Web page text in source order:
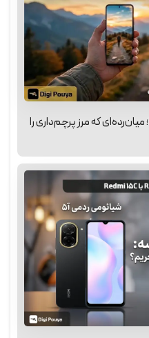
نقد و بررسی کامل گوشی Poco X7؛ میان‌رده‌ای که مرز پرچم‌داری را